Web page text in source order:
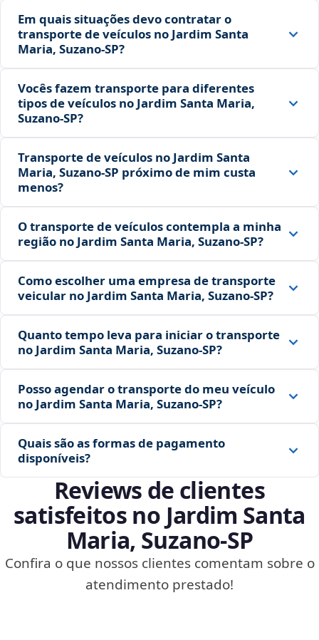
Em quais situações devo contratar o
transporte de veículos no Jardim Santa
Maria, Suzano‑SP?
Vocês fazem transporte para diferentes
tipos de veículos no Jardim Santa Maria,
Suzano‑SP?
Transporte de veículos no Jardim Santa
Maria, Suzano‑SP próximo de mim custa
menos?
O transporte de veículos contempla a minha
região no Jardim Santa Maria, Suzano‑SP?
Como escolher uma empresa de transporte
veicular no Jardim Santa Maria, Suzano‑SP?
Quanto tempo leva para iniciar o transporte
no Jardim Santa Maria, Suzano‑SP?
Posso agendar o transporte do meu veículo
no Jardim Santa Maria, Suzano‑SP?
Quais são as formas de pagamento
disponíveis?
Reviews de clientes
satisfeitos no Jardim Santa
Maria, Suzano‑SP
Confira o que nossos clientes comentam sobre o
atendimento prestado!